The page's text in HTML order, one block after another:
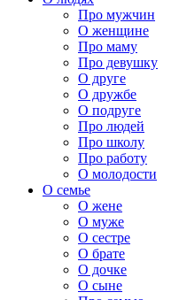
Про мужчин
О женщине
Про маму
Про девушку
О друге
О дружбе
О подруге
Про людей
Про школу
Про работу
О молодости
О семье
О жене
О муже
О сестре
О брате
О дочке
О сыне